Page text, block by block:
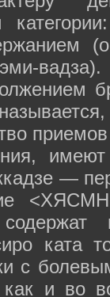
—
ката
с
и во